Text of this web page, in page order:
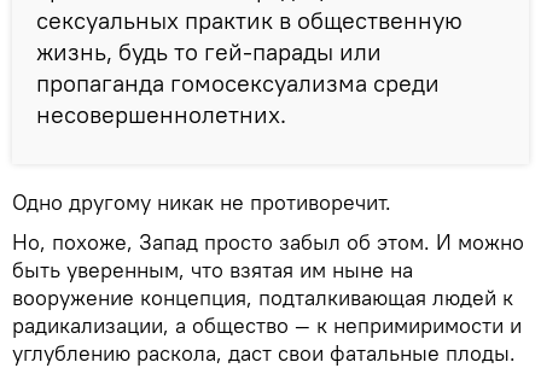
сексуальных практик в общественную
жизнь, будь то гей-парады или
пропаганда гомосексуализма среди
несовершеннолетних.
Одно другому никак не противоречит.
Но, похоже, Запад просто забыл об этом. И можно
быть уверенным, что взятая им ныне на
вооружение концепция, подталкивающая людей к
радикализации, а общество — к непримиримости и
углублению раскола, даст свои фатальные плоды.